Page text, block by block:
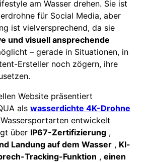
am Wasser drehen. Sie ist
für Social Media, aber
ist vielversprechend, da sie
und visuell ansprechende
– gerade in Situationen, in
Ersteller noch zögern, ihre
Website präsentiert
als wasserdichte 4K-Drohne
entwickelt
über IP67-Zertifizierung ,
Landung auf dem Wasser , KI-
Tracking-Funktion , einen